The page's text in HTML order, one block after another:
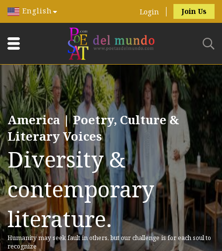
English Login Join Us
America | Poetry, Culture &
Literary Voices
Diversity &
contemporary
literature.
Humanity may seek fault in others, but our challenge is for each soul to
recognize